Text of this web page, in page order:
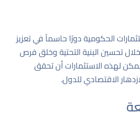
الحكومية دورًا حاسماً في تعزيز
تحسين البنية التحتية وخلق فرص
يمكن لهذه الاستثمارات أن تحقق
الاقتصادي للدول.